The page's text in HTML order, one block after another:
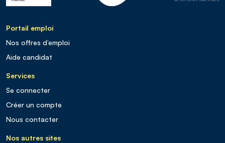
Portail emploi
Nos offres d’emploi
Aide candidat
Services
Se connecter
Créer un compte
Nous contacter
Nos autres sites